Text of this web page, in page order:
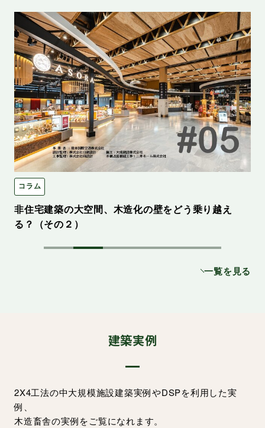
コラム
非住宅建築の大空間、木造化の壁をどう乗り越え
る？（その２）
一覧を見る
建築実例
2X4工法の中大規模施設建築実例やDSPを利用した実
例、
木造畜舎の実例をご覧になれます。